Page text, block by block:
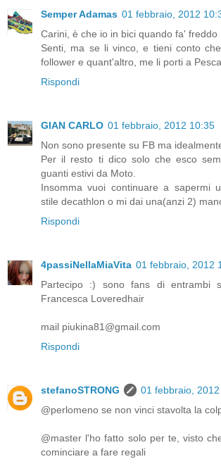
Semper Adamas 01 febbraio, 2012
Carini, è che io in bici quando fa' freddo
Senti, ma se li vinco, e tieni conto
follower e quant'altro, me li porti a
Rispondi
GIAN CARLO 01 febbraio, 2012 10:35
Non sono presente su FB ma
Per il resto ti dico solo che esco
guanti estivi da Moto.
Insomma vuoi continuare a sapermi
stile decathlon o mi dai una(anzi 2)
Rispondi
4passiNellaMiaVita 01 febbraio, 2012
Partecipo :) sono fans di entrambi
Francesca Loveredhair
mail piukina81@gmail.com
Rispondi
stefanoSTRONG
01 febbraio,
@perlomeno se non vinci stavolta la
@master l'ho fatto solo per te, visto
cominciare a fare regali